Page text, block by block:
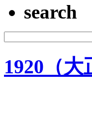
search
1920（大